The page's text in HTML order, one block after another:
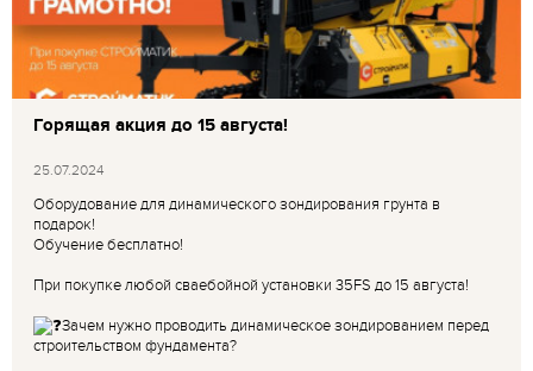
Горящая акция до 15 августа!
25.07.2024
Оборудование для динамического зондирования грунта в
подарок!
Обучение бесплатно!
При покупке любой сваебойной установки 35FS до 15 августа!
Зачем нужно проводить динамическое зондированием перед
строительством фундамента?